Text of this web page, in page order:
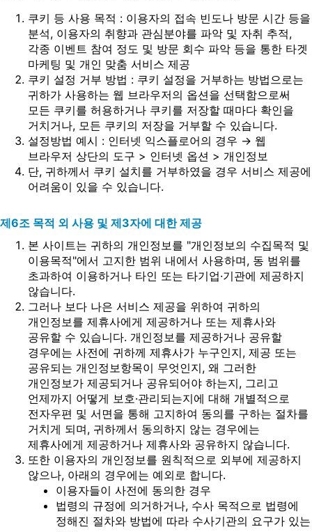
쿠키 등 사용 목적 : 이용자의 접속 빈도나 방문 시간 등을
분석, 이용자의 취향과 관심분야를 파악 및 자취 추적,
각종 이벤트 참여 정도 및 방문 회수 파악 등을 통한 타겟
마케팅 및 개인 맞춤 서비스 제공
쿠키 설정 거부 방법 : 쿠키 설정을 거부하는 방법으로는
귀하가 사용하는 웹 브라우저의 옵션을 선택함으로써
모든 쿠키를 허용하거나 쿠키를 저장할 때마다 확인을
거치거나, 모든 쿠키의 저장을 거부할 수 있습니다.
설정방법 예시 : 인터넷 익스플로어의 경우 → 웹
브라우저 상단의 도구 > 인터넷 옵션 > 개인정보
단, 귀하께서 쿠키 설치를 거부하였을 경우 서비스 제공에
어려움이 있을 수 있습니다.
제6조 목적 외 사용 및 제3자에 대한 제공
본 사이트는 귀하의 개인정보를 "개인정보의 수집목적 및
이용목적"에서 고지한 범위 내에서 사용하며, 동 범위를
초과하여 이용하거나 타인 또는 타기업·기관에 제공하지
않습니다.
그러나 보다 나은 서비스 제공을 위하여 귀하의
개인정보를 제휴사에게 제공하거나 또는 제휴사와
공유할 수 있습니다. 개인정보를 제공하거나 공유할
경우에는 사전에 귀하께 제휴사가 누구인지, 제공 또는
공유되는 개인정보항목이 무엇인지, 왜 그러한
개인정보가 제공되거나 공유되어야 하는지, 그리고
언제까지 어떻게 보호·관리되는지에 대해 개별적으로
전자우편 및 서면을 통해 고지하여 동의를 구하는 절차를
거치게 되며, 귀하께서 동의하지 않는 경우에는
제휴사에게 제공하거나 제휴사와 공유하지 않습니다.
또한 이용자의 개인정보를 원칙적으로 외부에 제공하지
않으나, 아래의 경우에는 예외로 합니다.
이용자들이 사전에 동의한 경우
법령의 규정에 의거하거나, 수사 목적으로 법령에
정해진 절차와 방법에 따라 수사기관의 요구가 있는